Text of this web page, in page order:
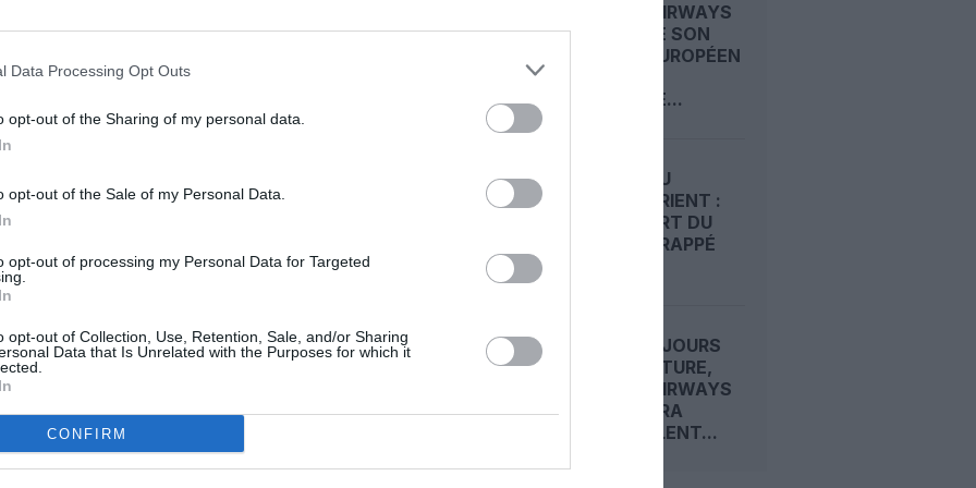
Data Processing Opt Outs
opt-out of the Sharing of my personal data.
opt-out of the Sale of my Personal Data.
opt-out of processing my Personal Data for Targeted
opt-out of Collection, Use, Retention, Sale, and/or Sharing
Data that Is Unrelated with the Purposes for which it
CONFIRM
UN COMMENTAIRE
KUWAIT AIRWAYS
RENFORCE SON
RÉSEAU EUROPÉEN
NOUVELLE...
GUERRE AU
MOYEN‑ORIENT :
L’AÉROPORT DU
KOWEÏT FRAPPÉ
APRÈS 55 JOURS
DE FERMETURE,
KUWAIT AIRWAYS
ET JAZEERA
REDÉCOLLENT...